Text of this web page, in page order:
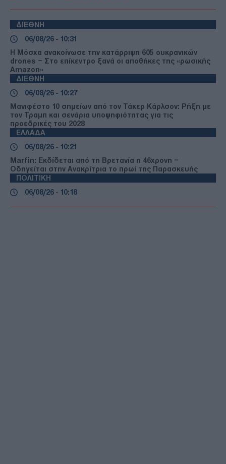
ΔΙΕΘΝΗ
06/08/26 - 10:31
Η Μόσχα ανακοίνωσε την κατάρριψη 605 ουκρανικών
drones – Στο επίκεντρο ξανά οι αποθήκες της «ρωσικής
Amazon»
ΔΙΕΘΝΗ
06/08/26 - 10:27
Μανιφέστο 10 σημείων από τον Τάκερ Κάρλσον: Ρήξη με
τον Τραμπ και σενάρια υποψηφιότητας για τις
προεδρικές του 2028
ΕΛΛΑΔΑ
06/08/26 - 10:21
Marfin: Εκδίδεται από τη Βρετανία η 46χρονη –
Οδηγείται στην Ανακρίτρια το πρωί της Παρασκευής
ΠΟΛΙΤΙΚΗ
06/08/26 - 10:18
Στ. Παπασταύρου: «Καμία ανεμογεννήτρια στα καμένα» —